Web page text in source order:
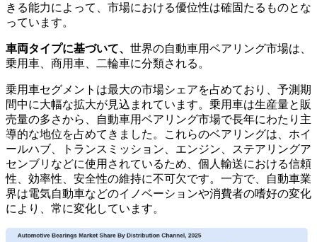
きる能力によって、市場における優位性は確固たるものとな
っています。
車両タイプに基づいて、 世界の自動車用ベアリング市場は、
乗用車、商用車、二輪車に分類される。
乗用車セグメントは最大の市場シェアを占めており、予測期
間中に大幅な拡大が見込まれています。乗用車は生産量と販
売量の多さから、自動車用ベアリング市場で長年にわたり主
導的な地位を占めてきました。これらのベアリングは、ホイ
ールハブ、トランスミッション、エンジン、ステアリングア
センブリなどに使用されているため、個人輸送における信頼
性、効率性、安全性の維持に不可欠です。一方で、自動車業
界は電気自動車などのイノベーションや消費者の嗜好の変化
により、常に変化しています。